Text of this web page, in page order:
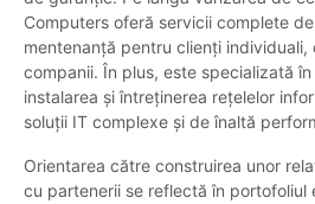
Computers oferă servicii complete
mentenanță pentru clienți individuali,
companii. În plus, este specializată
instalarea și întreținerea rețelelor
soluții IT complexe și de înaltă
Orientarea către construirea unor
cu partenerii se reflectă în portofoliul